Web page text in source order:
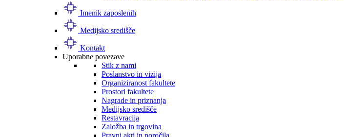
Imenik zaposlenih
Medijsko središče
Kontakt
Uporabne povezave
Stik z nami
Poslanstvo in vizija
Organiziranost fakultete
Prostori fakultete
Nagrade in priznanja
Medijsko središče
Restavracija
Založba in trgovina
Pravni akti in poročila